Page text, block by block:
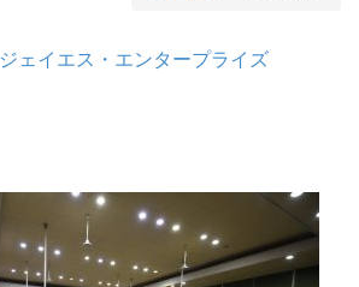
ジェイエス・エンタープライズ